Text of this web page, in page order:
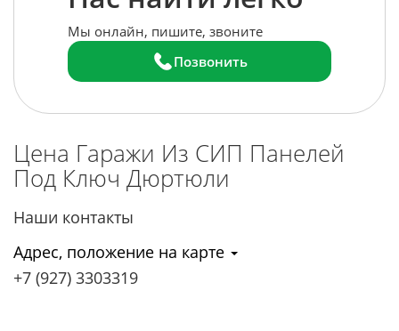
Мы онлайн, пишите, звоните
Позвонить
Цена Гаражи Из СИП Панелей
Под Ключ Дюртюли
Наши контакты
Адрес, положение на карте
+7 (927) 3303319